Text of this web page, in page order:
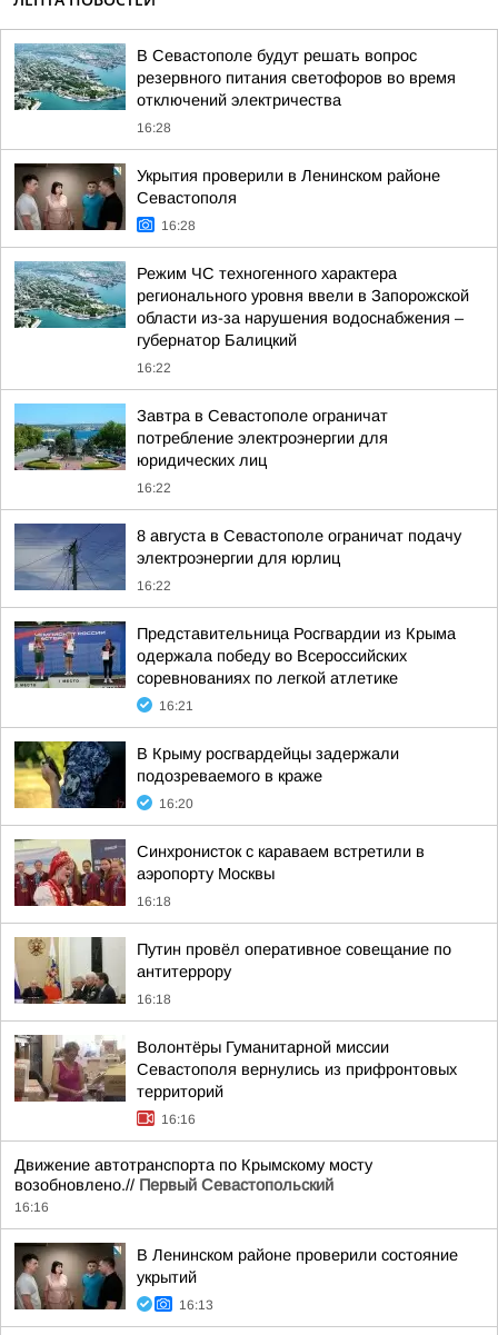
В Севастополе будут решать вопрос
резервного питания светофоров во время
отключений электричества
16:28
Укрытия проверили в Ленинском районе
Севастополя
16:28
Режим ЧС техногенного характера
регионального уровня ввели в Запорожской
области из-за нарушения водоснабжения –
губернатор Балицкий
16:22
Завтра в Севастополе ограничат
потребление электроэнергии для
юридических лиц
16:22
8 августа в Севастополе ограничат подачу
электроэнергии для юрлиц
16:22
Представительница Росгвардии из Крыма
одержала победу во Всероссийских
соревнованиях по легкой атлетике
16:21
В Крыму росгвардейцы задержали
подозреваемого в краже
16:20
Синхронисток с караваем встретили в
аэропорту Москвы
16:18
Путин провёл оперативное совещание по
антитеррору
16:18
Волонтёры Гуманитарной миссии
Севастополя вернулись из прифронтовых
территорий
16:16
Движение автотранспорта по Крымскому мосту
возобновлено.// Первый Севастопольский
16:16
В Ленинском районе проверили состояние
укрытий
16:13